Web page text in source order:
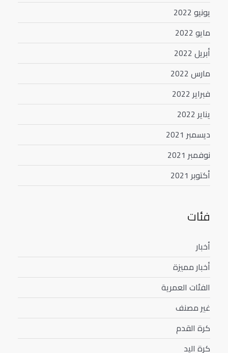
يونيو 2022
مايو 2022
أبريل 2022
مارس 2022
فبراير 2022
يناير 2022
ديسمبر 2021
نوفمبر 2021
أكتوبر 2021
فئات
أخبار
أخبار مميزة
الفئات العمرية
غير مصنف
كرة القدم
كرة اليد